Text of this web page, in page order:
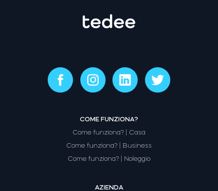
COME FUNZIONA?
Come funziona? | Casa
Come funziona? | Business
Come funziona? | Noleggio
AZIENDA